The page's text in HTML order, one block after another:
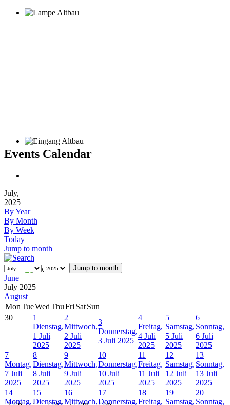
Events Calendar
July,
2025
By Year
By Month
By Week
Today
Jump to month
Jump to month
June
July 2025
August
MonTueWedThuFri SatSun
30
1
Dienstag,
1 Juli
2025
2
Mittwoch,
2 Juli
2025
3
Donnerstag,
3 Juli 2025
4
Freitag,
4 Juli
2025
5
Samstag,
5 Juli
2025
6
Sonntag,
6 Juli
2025
7
Montag,
7 Juli
2025
8
Dienstag,
8 Juli
2025
9
Mittwoch,
9 Juli
2025
10
Donnerstag,
10 Juli
2025
11
Freitag,
11 Juli
2025
12
Samstag,
12 Juli
2025
13
Sonntag,
13 Juli
2025
14
Montag,
15
Dienstag,
16
Mittwoch,
17
Donnerstag,
18
Freitag,
19
Samstag,
20
Sonntag,